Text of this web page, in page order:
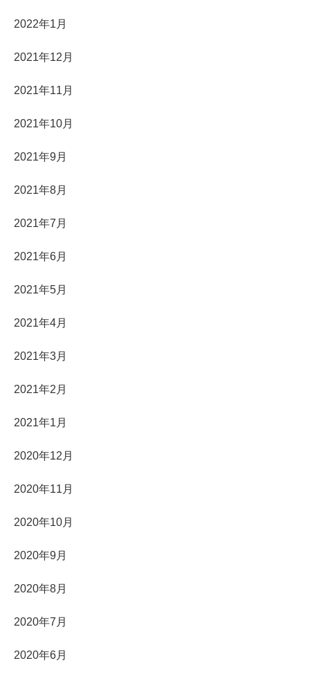
2022年1月
2021年12月
2021年11月
2021年10月
2021年9月
2021年8月
2021年7月
2021年6月
2021年5月
2021年4月
2021年3月
2021年2月
2021年1月
2020年12月
2020年11月
2020年10月
2020年9月
2020年8月
2020年7月
2020年6月